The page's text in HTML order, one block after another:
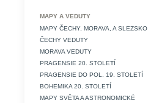
MAPY A VEDUTY
MAPY ČECHY, MORAVA, A SLEZSKO
ČECHY VEDUTY
MORAVA VEDUTY
PRAGENSIE 20. STOLETÍ
PRAGENSIE DO POL. 19. STOLETÍ
BOHEMIKA 20. STOLETÍ
MAPY SVĚTA A ASTRONOMICKÉ